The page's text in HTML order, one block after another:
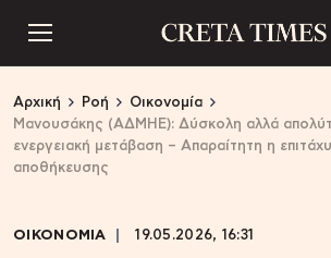
Αρχική Ροή
Οικονομία
Μανουσάκης (ΑΔΜΗΕ): Δύσκολη αλλά
ενεργειακή μετάβαση – Απαραίτητη η
αποθήκευσης
ΟΙΚΟΝΟΜΙΑ 19.05.2026, 16:31